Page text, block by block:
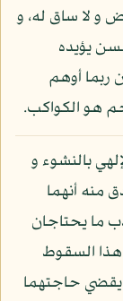
و لا ساق له، و
يؤيده
ربما أوهم
هو الكواكب.
بالنشوء و
منه أنهما
ما يحتاجان
هذا السقوط
يقضي حاجتهما